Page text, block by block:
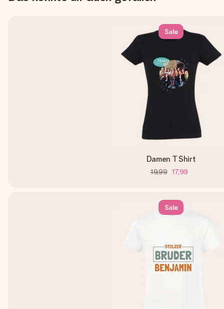
Sale
Damen T Shirt
19,99 17,99
Sale